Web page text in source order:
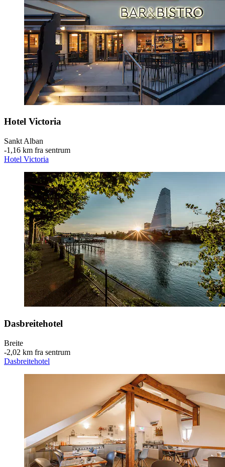
Hotel Victoria
Sankt Alban
‐1,16 km fra sentrum
Hotel Victoria
Dasbreitehotel
Breite
‐2,02 km fra sentrum
Dasbreitehotel